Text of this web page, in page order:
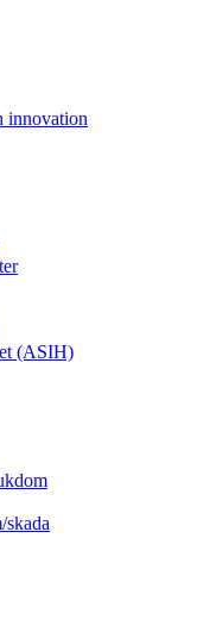
innovation
(ASIH)
skada